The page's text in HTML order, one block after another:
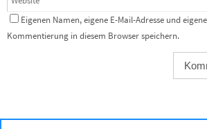
Eigenen Namen, eigene E-Mail-Adresse und
Kommentierung in diesem Browser speichern.